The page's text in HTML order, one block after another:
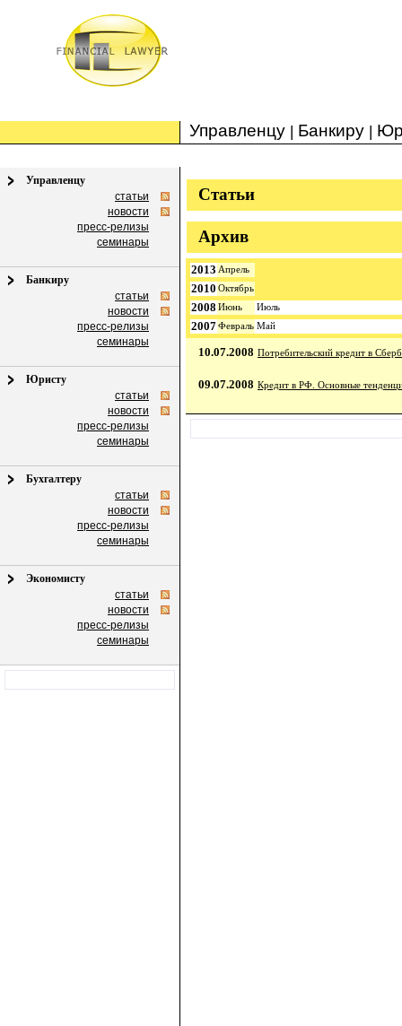
Управленцу | Банкиру |
Управленцу
статьи
новости
пресс-релизы
семинары
Банкиру
статьи
новости
пресс-релизы
семинары
Юристу
статьи
новости
пресс-релизы
семинары
Бухгалтеру
статьи
новости
пресс-релизы
семинары
Экономисту
статьи
новости
пресс-релизы
семинары
Статьи
Архив
2013 Апрель
2010 Октябрь
2008 Июнь Июль
2007Февраль Май
10.07.2008 Потребительский кредит в
09.07.2008 Кредит в РФ. Основные